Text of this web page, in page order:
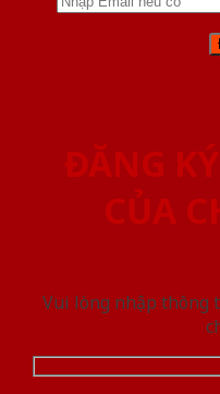
ĐĂNG
CỦA
Vui lòng nhập thông